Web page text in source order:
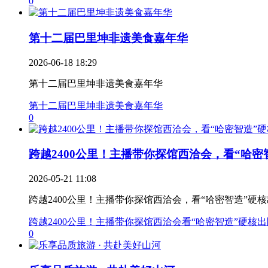
第十二届巴里坤非遗美食嘉年华
2026-06-18 18:29
第十二届巴里坤非遗美食嘉年华
第十二届巴里坤非遗美食嘉年华
0
跨越2400公里！主播带你探馆西洽会，看“哈密
2026-05-21 11:08
跨越2400公里！主播带你探馆西洽会，看“哈密智造”硬核
跨越2400公里！主播带你探馆西洽会看“哈密智造”硬核出
0